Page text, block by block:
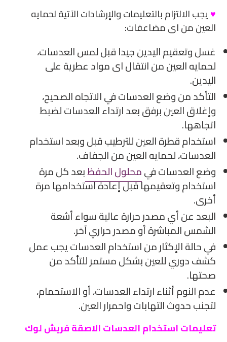
♥يجب الالتزام بالتعليمات والإرشادات الآتية لحمايه
العين من اى مضاعفات:
غسل وتعقيم اليدين جيدا قبل لمس العدسات،
لحمايه العين من انتقال اى مواد عطرية على
اليدين.
التأكد من وضع العدسات في الاتجاه الصحيح،
وإغلاق العين برفق بعد ارتداء العدسات لضبط
اتجاهها.
استخدام قطرة العين للترطيب قبل وبعد استخدام
العدسات، لحمايه العين من الجفاف.
وضع العدسات فيمحلول الحفظبعد كل مرة
استخدام وتعقيمها قبل إعادة استخدامها مرة
أخرى.
البعد عن أي مصدر حرارة عالية سواء أشعة
الشمس المباشرة أو مصدر حراري آخر.
في حالة الإكثار من استخدام العدسات يجب عمل
كشف دوري للعين بشكل مستمر للتأكد من
صحتها.
عدم النوم أثناء ارتداء العدسات، أو الاستحمام،
لتجنب حدوث التهابات واحمرار العين.
تعليمات استخدام العدسات الاصقة فريش لوك